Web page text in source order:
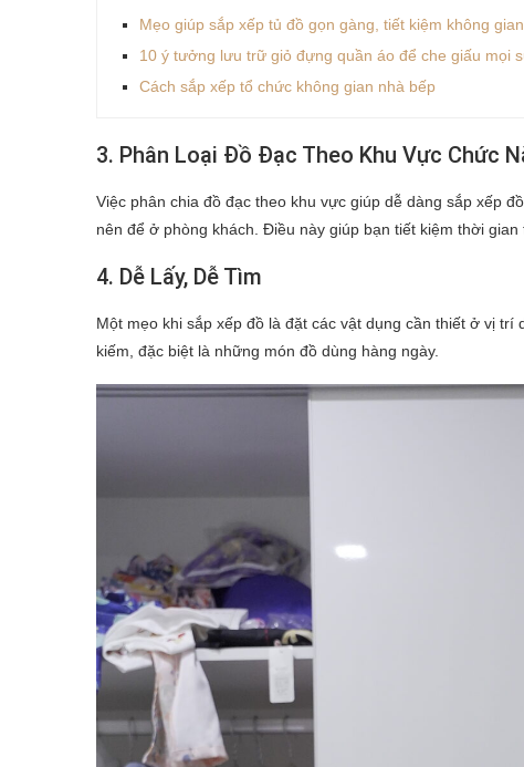
Mẹo giúp sắp xếp tủ đồ gọn gàng, tiết kiệm không gian
10 ý tưởng lưu trữ giỏ đựng quần áo để che giấu mọi
Cách sắp xếp tổ chức không gian nhà bếp
3. Phân Loại Đồ Đạc Theo Khu Vực Chức
Việc phân chia đồ đạc theo khu vực giúp dễ dàng sắp xếp
nên để ở phòng khách. Điều này giúp bạn tiết kiệm thời
4. Dễ Lấy, Dễ Tìm
Một mẹo khi sắp xếp đồ là đặt các vật dụng cần thiết ở vị
kiếm, đặc biệt là những món đồ dùng hàng ngày.